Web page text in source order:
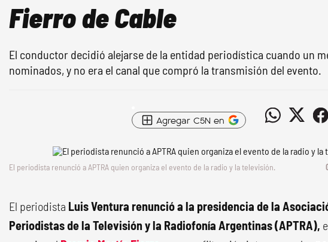
Fierro de Cable
El conductor decidió alejarse de la entidad periodística cuando un
nominados, y no era el canal que compró la transmisión del evento.
Agregar C5N en
El periodista renunció a APTRA quien organiza el evento de la radio y la televisión.
El periodista Luis Ventura renunció a la presidencia de la
Periodistas de la Televisión y la Radiofonía Argentinas (APTRA),